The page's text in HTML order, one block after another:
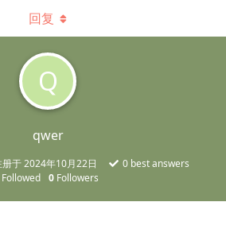
Q
qwer
册于2024年10月22日 0 best answers
Followed 0 Followers
回复